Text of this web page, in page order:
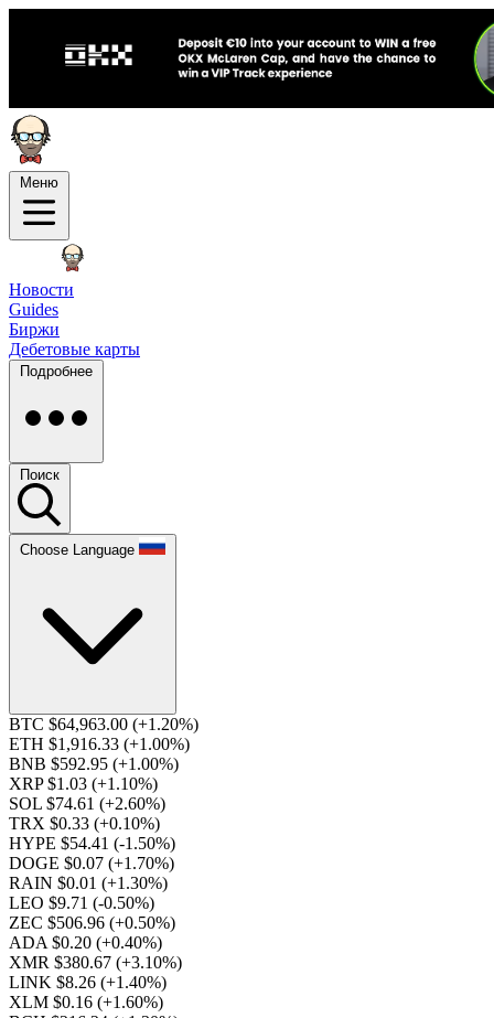
Меню
Новости
Guides
Биржи
Дебетовые карты
Подробнее
Поиск
Choose Language
BTC $64,963.00 (+1.20%)
ETH $1,916.33 (+1.00%)
BNB $592.95 (+1.00%)
XRP $1.03 (+1.10%)
SOL $74.61 (+2.60%)
TRX $0.33 (+0.10%)
HYPE $54.41 (-1.50%)
DOGE $0.07 (+1.70%)
RAIN $0.01 (+1.30%)
LEO $9.71 (-0.50%)
ZEC $506.96 (+0.50%)
ADA $0.20 (+0.40%)
XMR $380.67 (+3.10%)
LINK $8.26 (+1.40%)
XLM $0.16 (+1.60%)